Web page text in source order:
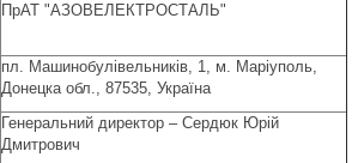
ПрАТ "АЗОВЕЛЕКТРОСТАЛЬ"
пл. Машинобулівельників, 1, м. Маріуполь,
Донецка обл., 87535, Україна
Генеральний директор – Сердюк Юрій
Дмитрович